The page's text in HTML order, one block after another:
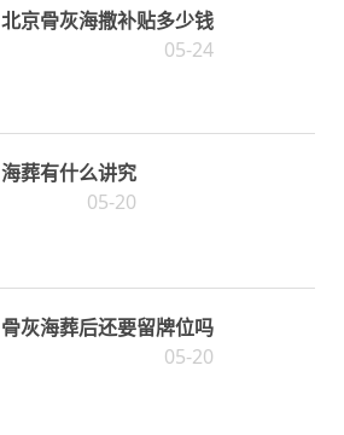
北京骨灰海撒补贴多少钱
05-24
海葬有什么讲究
05-20
骨灰海葬后还要留牌位吗
05-20